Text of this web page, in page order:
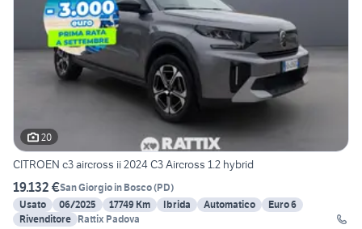
20
CITROEN c3 aircross ii 2024 C3 Aircross 1.2 hybrid
19.132 €San Giorgio in Bosco(PD)
Usato
06/2025 17749 Km Ibrida Automatico
Euro 6
Rivenditore Rattix Padova